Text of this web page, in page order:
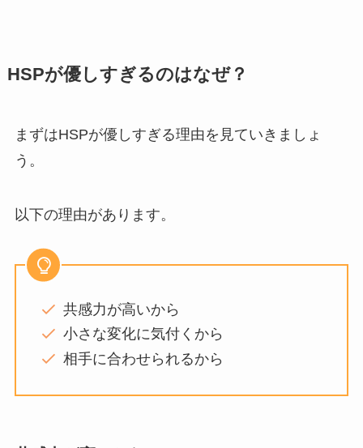
HSPが優しすぎるのはなぜ？
まずはHSPが優しすぎる理由を見ていきましょ
う。
以下の理由があります。
共感力が高いから
小さな変化に気付くから
相手に合わせられるから